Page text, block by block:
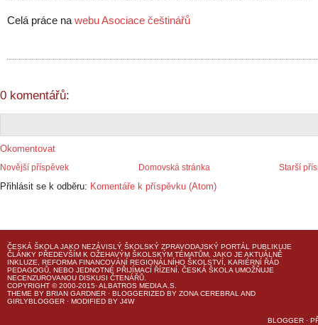
Celá práce na webu Asociace češtinářů
0 komentářů:
Okomentovat
Novější příspěvek Starší
Domovská stránka
Přihlásit se k odběru: Komentáře k příspěvku (Atom)
ČESKÁ ŠKOLA JAKO NEZÁVISLÝ ŠKOLSKÝ ZPRAVODAJSKÝ PORTÁL PUBLIKUJE
ČLÁNKY PŘEDEVŠÍM K OŽEHAVÝM ŠKOLSKÝM TÉMATŮM, JAKO JE AKTUÁLNĚ
INKLUZE, REFORMA FINANCOVÁNÍ REGIONÁLNÍHO ŠKOLSTVÍ, KARIÉRNÍ ŘÁD
PEDAGOGŮ, NEBO JEDNOTNÉ PŘIJÍMACÍ ŘÍZENÍ. ČESKÁ ŠKOLA UMOŽŇUJE
NECENZUROVANOU DISKUSI ČTENÁŘŮ.
COPYRIGHT © 2000-2015· ALBATROS MEDIA A.S.
THEME BY BRIAN GARDNER · BLOGGERIZED BY ZONA CEREBRAL AND
GIRLYBLOGGER · MODIFIED BY J4W
BLOGGER ·